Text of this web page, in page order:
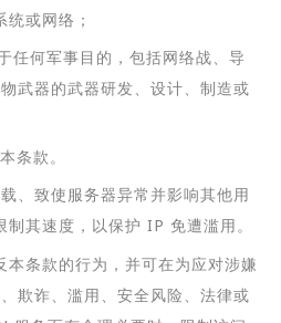
或网络；
任何军事目的，包括网络战、导
武器的武器研发、设计、制造或
条款。
、致使服务器异常并影响其他用
其速度，以保护 IP 免遭滥用。
条款的行为，并可在为应对涉嫌
欺诈、滥用、安全风险、法律或